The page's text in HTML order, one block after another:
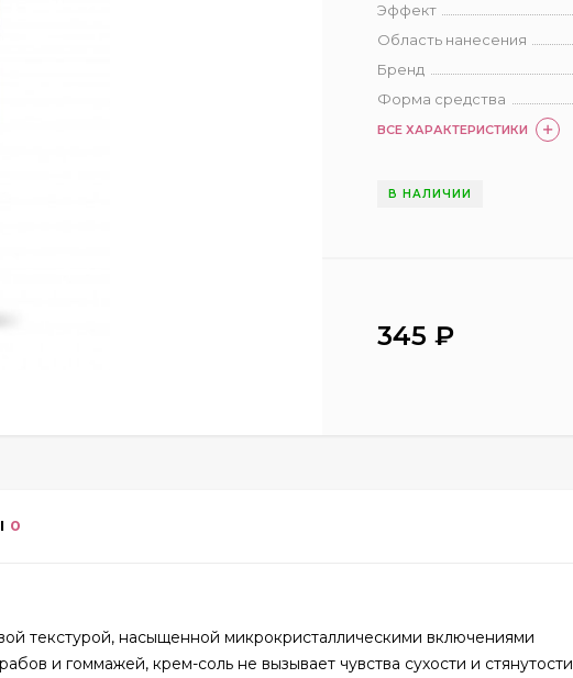
Эффект
Область нанесения
Бренд
Форма средства
ВСЕ ХАРАКТЕРИСТИКИ
В НАЛИЧИИ
345₽
0
текстурой, насыщенной микрокристаллическими включениями
и гоммажей, крем-соль не вызывает чувства сухости и стянутости